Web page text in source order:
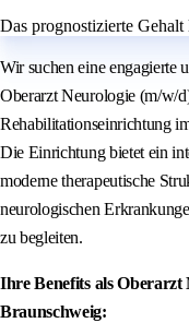
Das prognostizierte
Wir suchen eine engagierte
Oberarzt Neurologie (m/w/
Rehabilitationseinrichtung
Die Einrichtung bietet ein
moderne therapeutische
neurologischen
zu begleiten.
Ihre Benefits als
Braunschweig: